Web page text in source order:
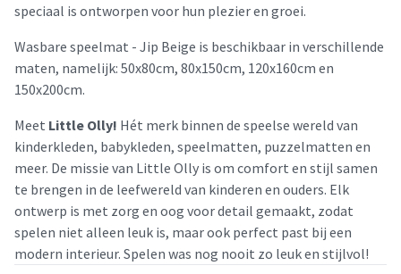
speciaal is ontworpen voor hun plezier en groei.
Wasbare speelmat - Jip Beige is beschikbaar in verschillende
maten, namelijk: 50x80cm, 80x150cm, 120x160cm en
150x200cm.
Meet Little Olly! Hét merk binnen de speelse wereld van
kinderkleden, babykleden, speelmatten, puzzelmatten en
meer. De missie van Little Olly is om comfort en stijl samen
te brengen in de leefwereld van kinderen en ouders. Elk
ontwerp is met zorg en oog voor detail gemaakt, zodat
spelen niet alleen leuk is, maar ook perfect past bij een
modern interieur. Spelen was nog nooit zo leuk en stijlvol!